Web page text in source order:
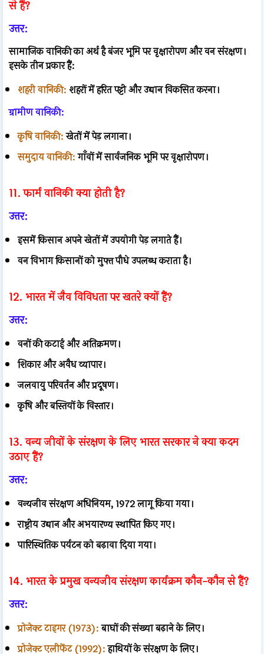
से हैं?
उत्तर:
सामाजिक वानिकी का अर्थ है बंजर भूमि पर वृक्षारोपण और वन संरक्षण।
इसके तीन प्रकार हैं:
शहरी वानिकी: शहरों में हरित पट्टी और उद्यान विकसित करना।
ग्रामीण वानिकी:
कृषि वानिकी:खेतों में पेड़ लगाना।
समुदाय वानिकी:गाँवों में सार्वजनिक भूमि पर वृक्षारोपण।
11. फार्म वानिकी क्या होती है?
उत्तर:
इसमें किसान अपने खेतों में उपयोगी पेड़ लगाते हैं।
वन विभाग किसानों को मुफ्त पौधे उपलब्ध कराता है।
12. भारत में जैव विविधता पर खतरे क्यों हैं?
उत्तर:
वनों की कटाई और अतिक्रमण।
शिकार और अवैध व्यापार।
जलवायु परिवर्तन और प्रदूषण।
कृषि और बस्तियों के विस्तार।
13. वन्य जीवों के संरक्षण के लिए भारत सरकार ने क्या कदम
उठाए हैं?
उत्तर:
वन्यजीव संरक्षण अधिनियम, 1972 लागू किया गया।
राष्ट्रीय उद्यान और अभयारण्य स्थापित किए गए।
पारिस्थितिक पर्यटन को बढ़ावा दिया गया।
14. भारत के प्रमुख वन्यजीव संरक्षण कार्यक्रम कौन-कौन से हैं?
उत्तर:
प्रोजेक्ट टाइगर (1973):बाघों की संख्या बढ़ाने के लिए।
प्रोजेक्ट एलीफेंट (1992):हाथियों के संरक्षण के लिए।